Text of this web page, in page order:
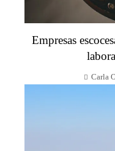
Empresas
Carla